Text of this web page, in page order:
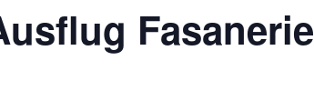
Fasanerie